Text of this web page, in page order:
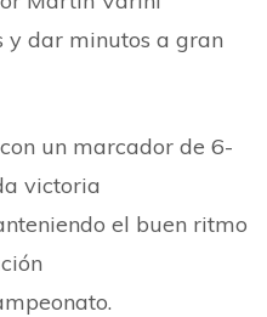
y dar minutos a gran
un marcador de 6-
victoria
el buen ritmo